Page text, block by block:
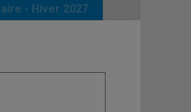
- Hiver 2027